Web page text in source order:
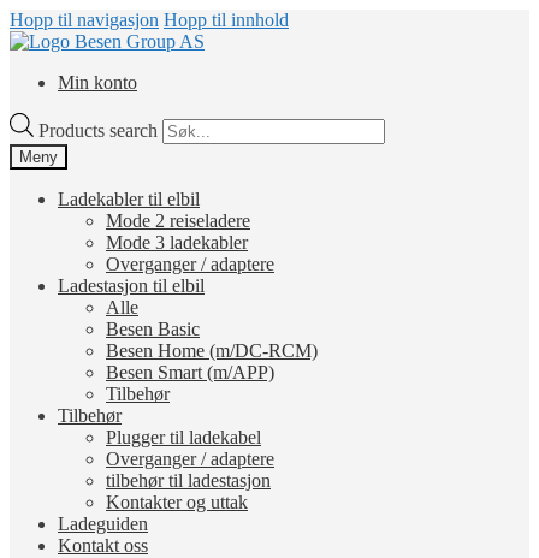
Hopp til navigasjon Hopp til innhold
Min konto
Products search
Meny
Ladekabler til elbil
Mode 2 reiseladere
Mode 3 ladekabler
Overganger / adaptere
Ladestasjon til elbil
Alle
Besen Basic
Besen Home (m/DC-RCM)
Besen Smart (m/APP)
Tilbehør
Tilbehør
Plugger til ladekabel
Overganger / adaptere
tilbehør til ladestasjon
Kontakter og uttak
Ladeguiden
Kontakt oss